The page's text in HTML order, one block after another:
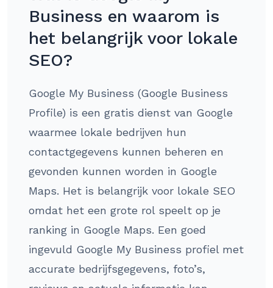
Business en waarom is
het belangrijk voor lokale
SEO?
Google My Business (Google Business
Profile) is een gratis dienst van Google
waarmee lokale bedrijven hun
contactgegevens kunnen beheren en
gevonden kunnen worden in Google
Maps. Het is belangrijk voor lokale SEO
omdat het een grote rol speelt op je
ranking in Google Maps. Een goed
ingevuld Google My Business profiel met
accurate bedrijfsgegevens, foto’s,